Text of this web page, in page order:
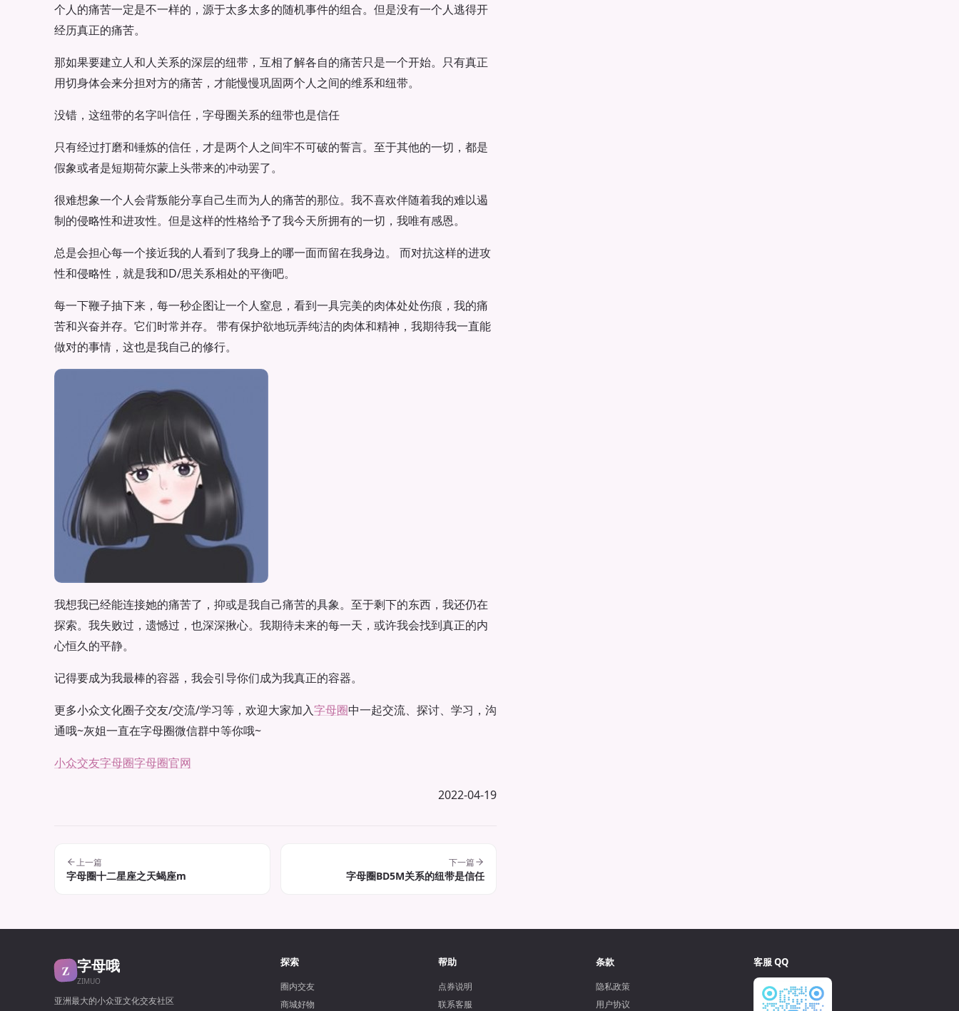
个人的痛苦一定是不一样的，源于太多太多的随机事件的组合。但是没有一个人逃得开
经历真正的痛苦。
那如果要建立人和人关系的深层的纽带，互相了解各自的痛苦只是一个开始。只有真正
用切身体会来分担对方的痛苦，才能慢慢巩固两个人之间的维系和纽带。
没错，这纽带的名字叫信任，字母圈关系的纽带也是信任
只有经过打磨和锤炼的信任，才是两个人之间牢不可破的誓言。至于其他的一切，都是
假象或者是短期荷尔蒙上头带来的冲动罢了。
很难想象一个人会背叛能分享自己生而为人的痛苦的那位。我不喜欢伴随着我的难以遏
制的侵略性和进攻性。但是这样的性格给予了我今天所拥有的一切，我唯有感恩。
总是会担心每一个接近我的人看到了我身上的哪一面而留在我身边。 而对抗这样的进攻
性和侵略性，就是我和D/思关系相处的平衡吧。
每一下鞭子抽下来，每一秒企图让一个人窒息，看到一具完美的肉体处处伤痕，我的痛
苦和兴奋并存。它们时常并存。 带有保护欲地玩弄纯洁的肉体和精神，我期待我一直能
做对的事情，这也是我自己的修行。
我想我已经能连接她的痛苦了，抑或是我自己痛苦的具象。至于剩下的东西，我还仍在
探索。我失败过，遗憾过，也深深揪心。我期待未来的每一天，或许我会找到真正的内
心恒久的平静。
记得要成为我最棒的容器，我会引导你们成为我真正的容器。
更多小众文化圈子交友/交流/学习等，欢迎大家加入字母圈中一起交流、探讨、学习，沟
通哦~灰姐一直在字母圈微信群中等你哦~
小众交友字母圈字母圈官网
2022-04-19
上一篇
字母圈十二星座之天蝎座m
下一篇
字母圈BD5M关系的纽带是信任
Z 字母哦
ZIMUO
亚洲最大的小众亚文化交友社区
探索
圈内交友
商城好物
帮助
点券说明
联系客服
条款
隐私政策
用户协议
客服 QQ